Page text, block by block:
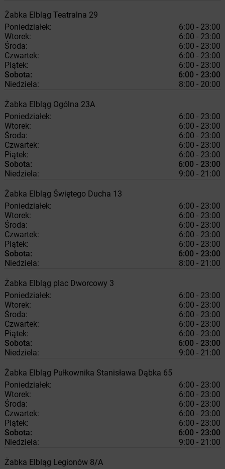
Żabka Elbląg Teatralna 29
Poniedziałek:
6:00 - 23:00
Wtorek:
6:00 - 23:00
Środa:
6:00 - 23:00
Czwartek:
6:00 - 23:00
Piątek:
6:00 - 23:00
Sobota:
6:00 - 23:00
Niedziela:
8:00 - 20:00
Żabka Elbląg Ogólna 23A
Poniedziałek:
6:00 - 23:00
Wtorek:
6:00 - 23:00
Środa:
6:00 - 23:00
Czwartek:
6:00 - 23:00
Piątek:
6:00 - 23:00
Sobota:
6:00 - 23:00
Niedziela:
9:00 - 21:00
Żabka Elbląg Świętego Ducha 13
Poniedziałek:
6:00 - 23:00
Wtorek:
6:00 - 23:00
Środa:
6:00 - 23:00
Czwartek:
6:00 - 23:00
Piątek:
6:00 - 23:00
Sobota:
6:00 - 23:00
Niedziela:
8:00 - 21:00
Żabka Elbląg plac Dworcowy 3
Poniedziałek:
6:00 - 23:00
Wtorek:
6:00 - 23:00
Środa:
6:00 - 23:00
Czwartek:
6:00 - 23:00
Piątek:
6:00 - 23:00
Sobota:
6:00 - 23:00
Niedziela:
9:00 - 21:00
Żabka Elbląg Pułkownika Stanisława Dąbka 65
Poniedziałek:
6:00 - 23:00
Wtorek:
6:00 - 23:00
Środa:
6:00 - 23:00
Czwartek:
6:00 - 23:00
Piątek:
6:00 - 23:00
Sobota:
6:00 - 23:00
Niedziela:
9:00 - 21:00
Żabka Elbląg Legionów 8/A